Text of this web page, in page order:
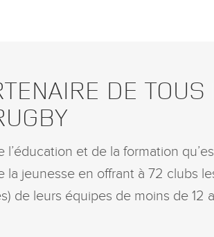
DE TOUS
et de la formation
la jeunesse en offrant à 72 clubs
de leurs équipes de moins de 12